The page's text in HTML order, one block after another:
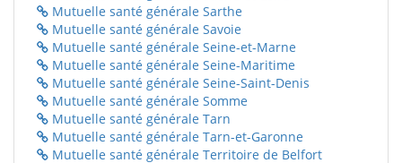
Mutuelle santé générale Sarthe
Mutuelle santé générale Savoie
Mutuelle santé générale Seine-et-Marne
Mutuelle santé générale Seine-Maritime
Mutuelle santé générale Seine-Saint-Denis
Mutuelle santé générale Somme
Mutuelle santé générale Tarn
Mutuelle santé générale Tarn-et-Garonne
Mutuelle santé générale Territoire de Belfort